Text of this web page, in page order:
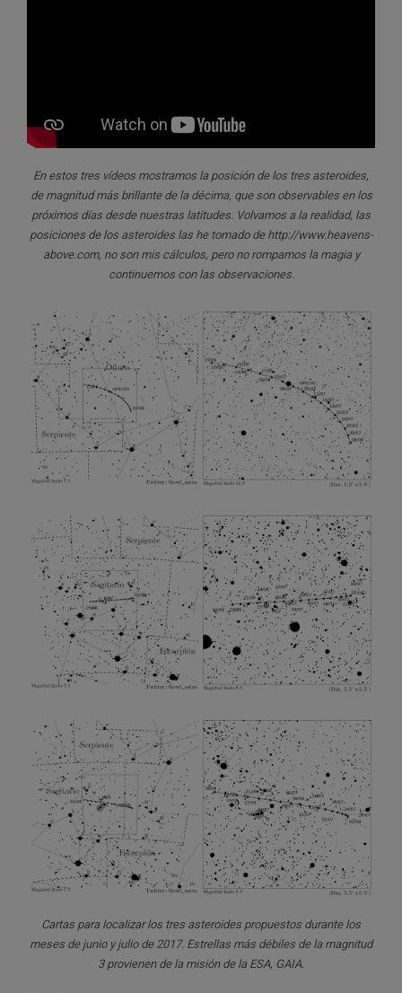
En estos tres vídeos mostramos la posición de los tres asteroides,
de magnitud más brillante de la décima, que son observables en los
próximos días desde nuestras latitudes. Volvamos a la realidad, las
posiciones de los asteroides las he tomado de http://www.heavens-
above.com, no son mis cálculos, pero no rompamos la magia y
continuemos con las observaciones.
Cartas para localizar los tres asteroides propuestos durante los
meses de junio y julio de 2017. Estrellas más débiles de la magnitud
3 provienen de la misión de la ESA, GAIA.